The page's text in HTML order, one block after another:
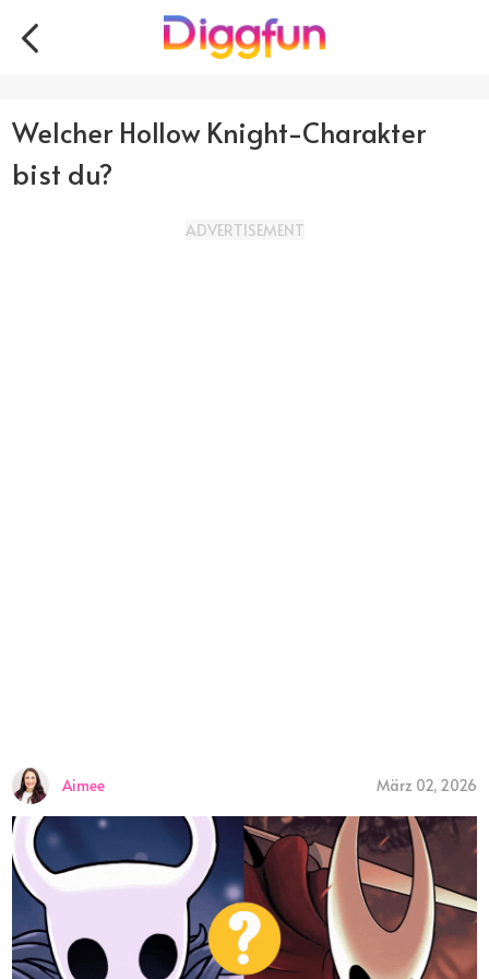
Welcher Hollow Knight-Charakter
bist du?
ADVERTISEMENT
Aimee März 02, 2026